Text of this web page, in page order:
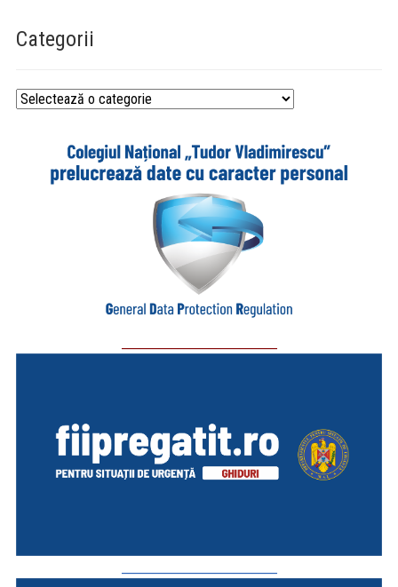
Categorii
Categorii